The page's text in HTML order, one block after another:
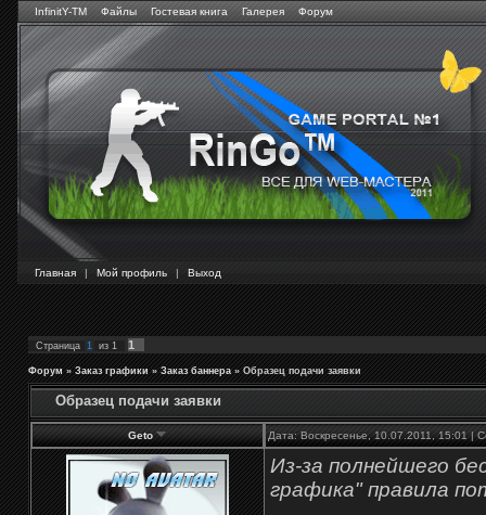
InfinitY-TM Файлы Гостевая книга Галерея Форум
Главная | Мой профиль | Выход
Страница 1 из 1 1
Форум » Заказ графики » Заказ баннера » Образец подачи заявки
Образец подачи заявки
Geto Дата: Воскресенье, 10.07.2011, 15:01 |
Из-за полнейшего
графика" правила